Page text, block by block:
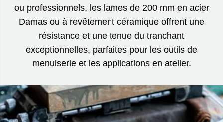
ou professionnels, les lames de 200 mm en acier
Damas ou à revêtement céramique offrent une
résistance et une tenue du tranchant
exceptionnelles, parfaites pour les outils de
menuiserie et les applications en atelier.